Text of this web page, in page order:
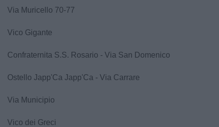
Via Muricello 70-77
Vico Gigante
Confraternita S.S. Rosario - Via San Domenico
Ostello Japp'Ca Japp'Ca - Via Carrare
Via Municipio
Vico dei Greci